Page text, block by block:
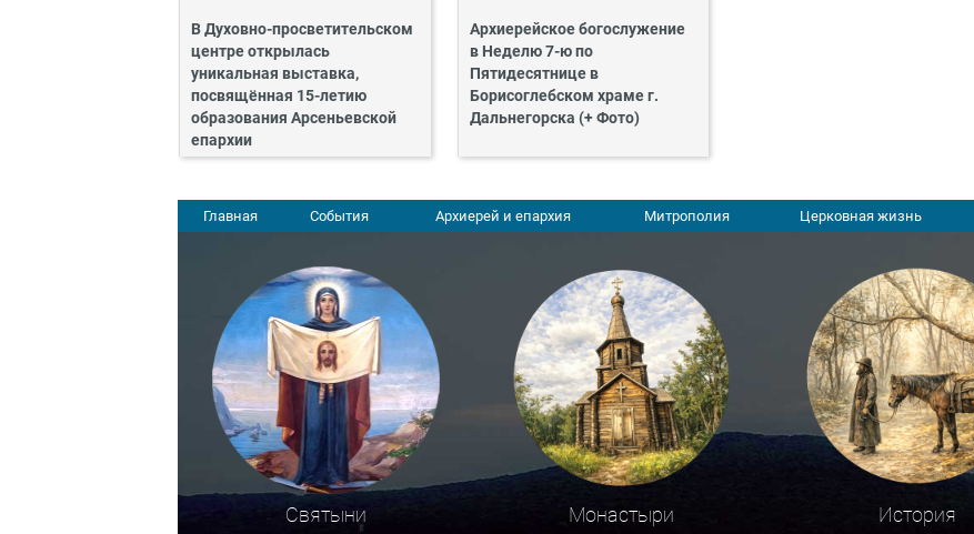
В Духовно-просветительском
центре открылась
уникальная выставка,
посвящённая 15-летию
образования Арсеньевской
епархии
Архиерейское богослужение
в Неделю 7-ю по
Пятидесятнице в
Борисоглебском храме г.
Дальнегорска (+ Фото)
Главная События Архиерей и епархия Митрополия Церковная жизнь
Святыни Монастыри История